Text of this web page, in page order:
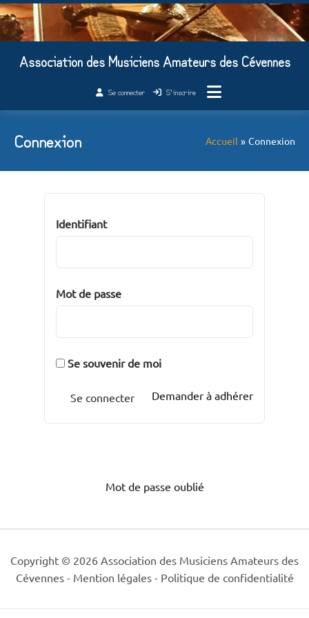
Passer
au
contenu
Association des Musiciens Amateurs des Cévennes
Se connecter S’inscrire
Connexion Accueil Connexion
Identifiant
Mot de passe
Se souvenir de moi
Demander à adhérer
Mot de passe oublié
Copyright © 2026 Association des Musiciens Amateurs des
Cévennes - Mention légales- Politique de confidentialité